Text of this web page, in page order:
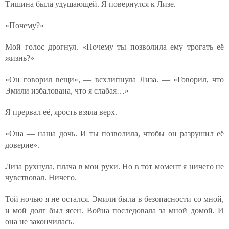
Тишина была удушающей. Я повернулся к Лизе.
«Почему?»
Мой голос дрогнул. «Почему ты позволила ему трогать её
жизнь?»
«Он говорил вещи», — всхлипнула Лиза. — «Говорил, что
Эмили избалована, что я слабая…»
Я прервал её, ярость взяла верх.
«Она — наша дочь. И ты позволила, чтобы он разрушил её
доверие».
Лиза рухнула, плача в мои руки. Но в тот момент я ничего не
чувствовал. Ничего.
Той ночью я не остался. Эмили была в безопасности со мной,
и мой долг был ясен. Война последовала за мной домой. И
она не закончилась.